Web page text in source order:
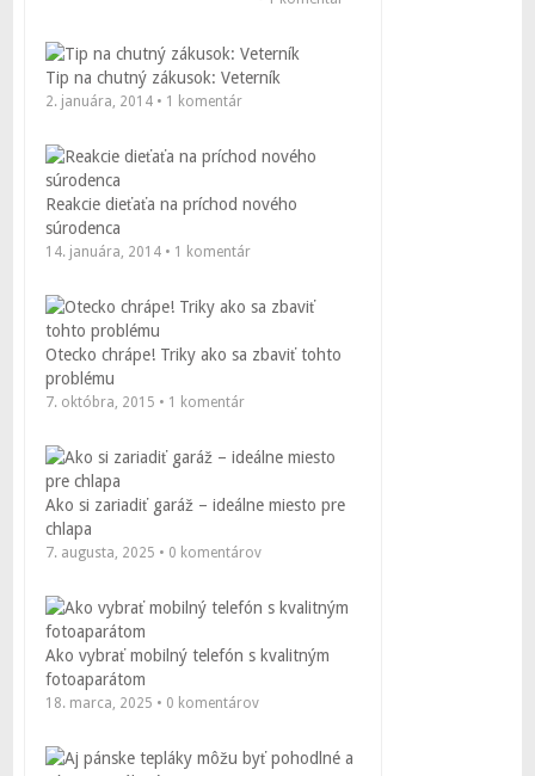
Tip na chutný zákusok: Veterník
2. januára, 2014 • 1 komentár
Reakcie dieťaťa na príchod nového
súrodenca
14. januára, 2014 • 1 komentár
Otecko chrápe! Triky ako sa zbaviť tohto
problému
7. októbra, 2015 • 1 komentár
Ako si zariadiť garáž – ideálne miesto pre
chlapa
7. augusta, 2025 • 0 komentárov
Ako vybrať mobilný telefón s kvalitným
fotoaparátom
18. marca, 2025 • 0 komentárov